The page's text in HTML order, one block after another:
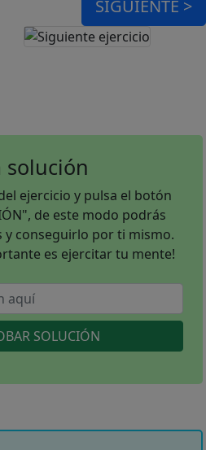
SIGUIENTE >
solución
ejercicio y pulsa el botón
de este modo podrás
y conseguirlo por ti mismo.
es ejercitar tu mente!
SOLUCIÓN